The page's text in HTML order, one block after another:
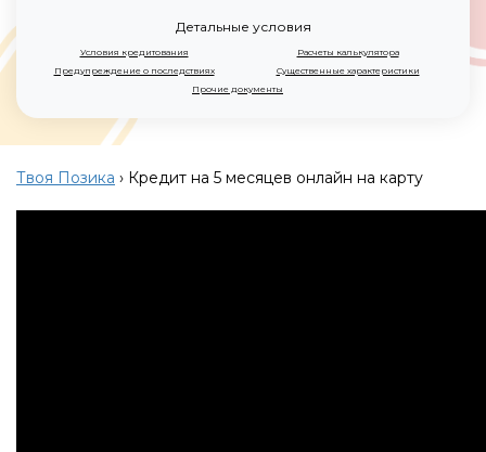
Детальные условия
Условия кредитования
Расчеты калькулятора
Предупреждение о последствиях
Существенные характеристики
Прочие документы
Твоя Позика › Кредит на 5 месяцев онлайн на карту